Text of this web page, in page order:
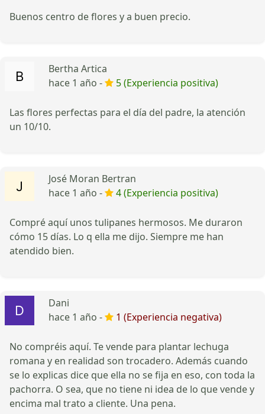
Buenos centro de flores y a buen precio.
Bertha Artica
hace 1 año -
5 (Experiencia positiva)
Las flores perfectas para el día del padre, la atención
un 10/10.
José Moran Bertran
hace 1 año -
4 (Experiencia positiva)
Compré aquí unos tulipanes hermosos. Me duraron
cómo 15 días. Lo q ella me dijo. Siempre me han
atendido bien.
Dani
hace 1 año -
1 (Experiencia negativa)
No compréis aquí. Te vende para plantar lechuga
romana y en realidad son trocadero. Además cuando
se lo explicas dice que ella no se fija en eso, con toda la
pachorra. O sea, que no tiene ni idea de lo que vende y
encima mal trato a cliente. Una pena.